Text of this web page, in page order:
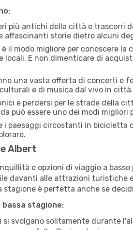
più antichi della città e trascorri
affascinanti storie dietro alcuni
il modo migliore per conoscere
E non dimenticare di
una vasta offerta di concerti e
e di musica dal vivo in città.
e perdersi per le strade della
può essere uno dei modi migliori
i paesaggi circostanti in bicicletta
Albert
e opzioni di viaggio a
davanti alle attrazioni turistiche
è perfetta anche se
stagione:
svolgano solitamente durante